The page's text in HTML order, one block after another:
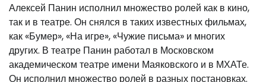
Алексей Панин исполнил множество ролей как в кино,
так и в театре. Он снялся в таких известных фильмах,
как «Бумер», «На игре», «Чужие письма» и многих
других. В театре Панин работал в Московском
академическом театре имени Маяковского и в МХАТе.
Он исполнил множество ролей в разных постановках.